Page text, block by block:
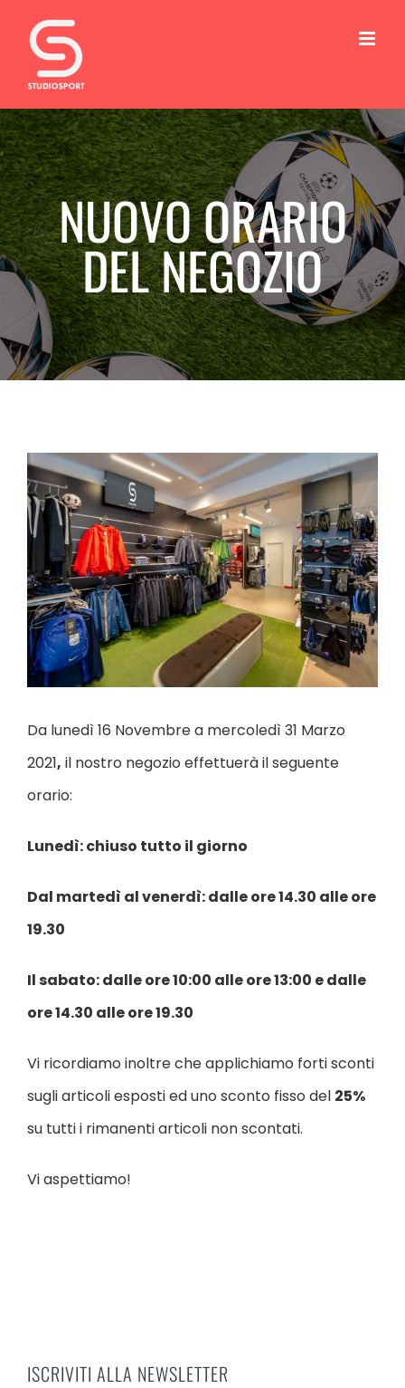
contenuto
NUOVO ORARIO
DEL NEGOZIO
Ingrandisci
immagine
Da lunedì 16 Novembre a mercoledì 31 Marzo
2021, il nostro negozio effettuerà il seguente
orario:
Lunedì: chiuso tutto il giorno
Dal martedì al venerdì: dalle ore 14.30 alle ore
19.30
Il sabato: dalle ore 10:00 alle ore 13:00 e dalle
ore 14.30 alle ore 19.30
Vi ricordiamo inoltre che applichiamo forti sconti
sugli articoli esposti ed uno sconto fisso del 25%
su tutti i rimanenti articoli non scontati.
Vi aspettiamo!
ISCRIVITI ALLA NEWSLETTER